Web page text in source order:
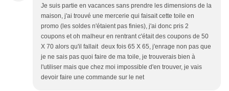
Je suis partie en vacances sans prendre les dimensions de la
maison, j'ai trouvé une mercerie qui faisait cette toile en
promo (les soldes n'étaient pas finies), j'ai donc pris 2
coupons et oh malheur en rentrant c'était des coupons de 50
X 70 alors qu'il fallait deux fois 65 X 65, j'enrage non pas que
je ne sais pas quoi faire de ma toile, je trouverais bien à
l'utiliser mais que chez moi impossible d'en trouver, je vais
devoir faire une commande sur le net